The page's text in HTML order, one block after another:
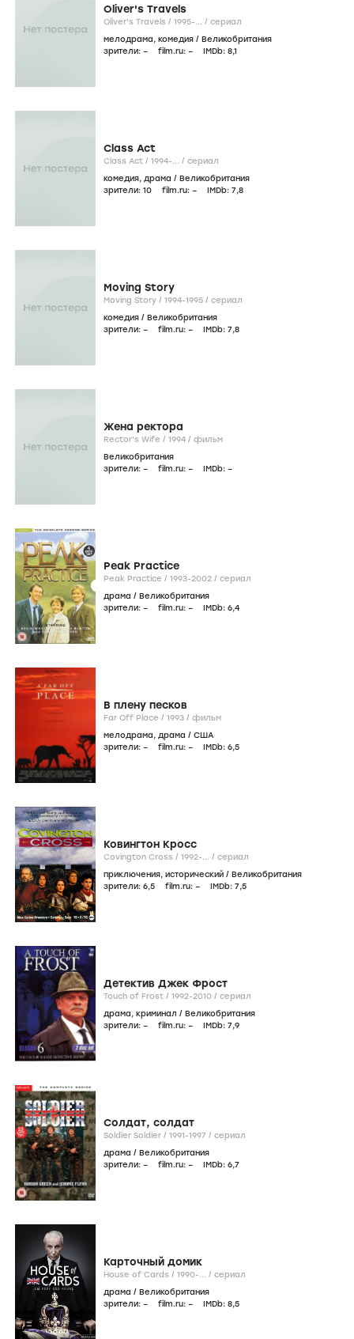
Oliver's Travels
Oliver's Travels / 1995-... / сериал
мелодрама, комедия / Великобритания
зрители: – film.ru: – IMDb: 8,1
Class Act
Class Act / 1994-... / сериал
комедия, драма / Великобритания
зрители: 10 film.ru: – IMDb: 7,8
Moving Story
Moving Story / 1994-1995 / сериал
комедия / Великобритания
зрители: – film.ru: – IMDb: 7,8
Жена ректора
Rector's Wife / 1994 / фильм
Великобритания
зрители: – film.ru: – IMDb: –
Peak Practice
Peak Practice / 1993-2002 / сериал
драма / Великобритания
зрители: – film.ru: – IMDb: 6,4
В плену песков
Far Off Place / 1993 / фильм
мелодрама, драма / США
зрители: – film.ru: – IMDb: 6,5
Ковингтон Кросс
Covington Cross / 1992-... / сериал
приключения, исторический / Великобритания
зрители: 6,5 film.ru: – IMDb: 7,5
Детектив Джек Фрост
Touch of Frost / 1992-2010 / сериал
драма, криминал / Великобритания
зрители: – film.ru: – IMDb: 7,9
Солдат, солдат
Soldier Soldier / 1991-1997 / сериал
драма / Великобритания
зрители: – film.ru: – IMDb: 6,7
Карточный домик
House of Cards / 1990-... / сериал
драма / Великобритания
зрители: – film.ru: – IMDb: 8,5